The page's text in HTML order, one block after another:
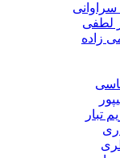
سراوانی
لطفی
زاده
تبار